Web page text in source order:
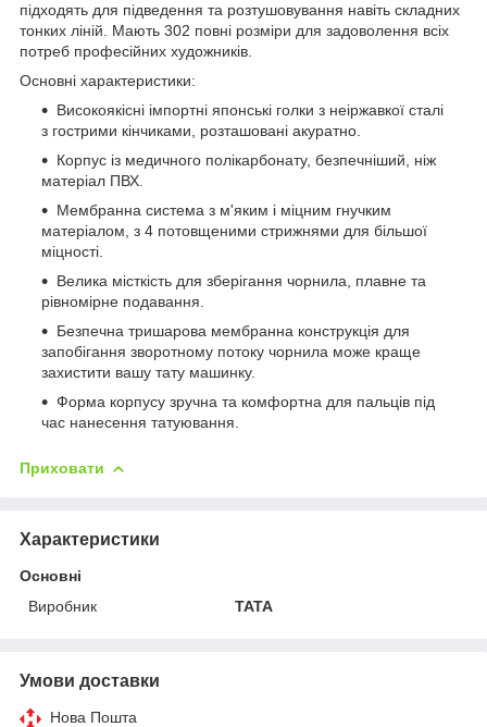
підходять для підведення та розтушовування навіть складних
тонких ліній. Мають 302 повні розміри для задоволення всіх
потреб професійних художників.
Основні характеристики:
Високоякісні імпортні японські голки з неіржавкої сталі
з гострими кінчиками, розташовані акуратно.
Корпус із медичного полікарбонату, безпечніший, ніж
матеріал ПВХ.
Мембранна система з м'яким і міцним гнучким
матеріалом, з 4 потовщеними стрижнями для більшої
міцності.
Велика місткість для зберігання чорнила, плавне та
рівномірне подавання.
Безпечна тришарова мембранна конструкція для
запобігання зворотному потоку чорнила може краще
захистити вашу тату машинку.
Форма корпусу зручна та комфортна для пальців під
час нанесення татуювання.
Приховати
Характеристики
Основні
Виробник
TATA
Умови доставки
Нова Пошта